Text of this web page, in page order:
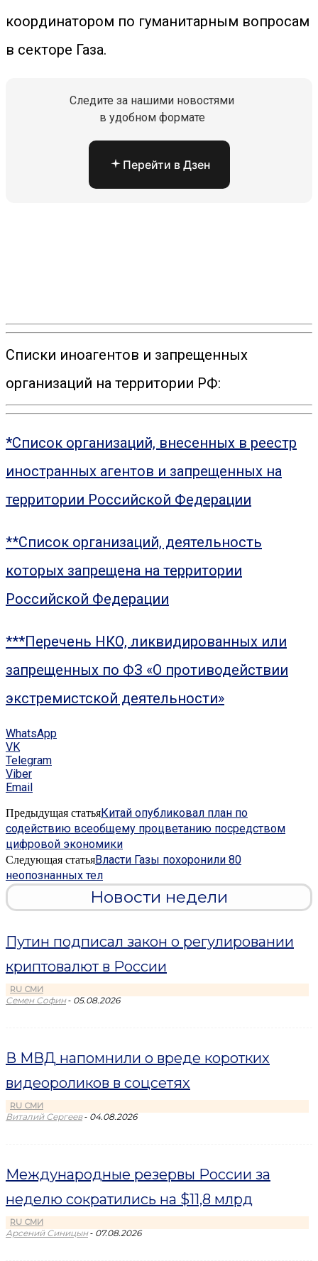
координатором по гуманитарным вопросам
в секторе Газа.
Следите за нашими новостями
в удобном формате
Перейти в Дзен
Списки иноагентов и запрещенных
организаций на территории РФ:
*Список организаций, внесенных в реестр
иностранных агентов и запрещенных на
территории Российской Федерации
**Список организаций, деятельность
которых запрещена на территории
Российской Федерации
***Перечень НКО, ликвидированных или
запрещенных по ФЗ «О противодействии
экстремистской деятельности»
WhatsApp
VK
Telegram
Viber
Email
Предыдущая статьяКитай опубликовал план по
содействию всеобщему процветанию посредством
цифровой экономики
Следующая статьяВласти Газы похоронили 80
неопознанных тел
Новости недели
Путин подписал закон о регулировании
криптовалют в России
RU СМИ
Семен Софин - 05.08.2026
В МВД напомнили о вреде коротких
видеороликов в соцсетях
RU СМИ
Виталий Сергеев - 04.08.2026
Международные резервы России за
неделю сократились на $11,8 млрд
RU СМИ
Арсений Синицын - 07.08.2026